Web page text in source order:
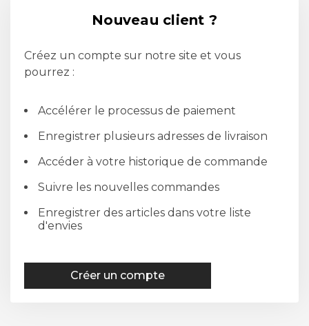
Nouveau client ?
Créez un compte sur notre site et vous
pourrez :
Accélérer le processus de paiement
Enregistrer plusieurs adresses de livraison
Accéder à votre historique de commande
Suivre les nouvelles commandes
Enregistrer des articles dans votre liste
d'envies
Créer un compte